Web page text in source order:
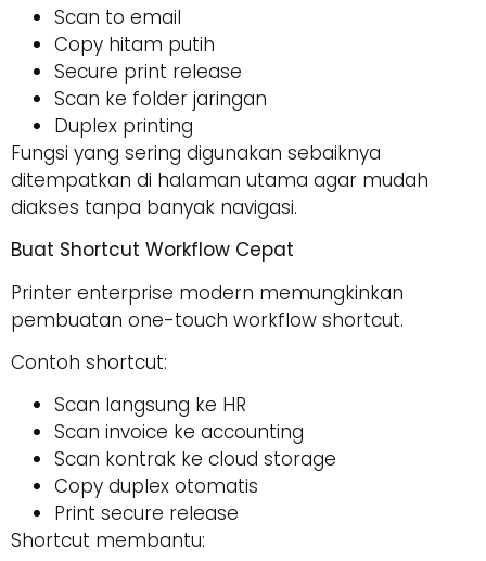
Scan to email
Copy hitam putih
Secure print release
Scan ke folder jaringan
Duplex printing
Fungsi yang sering digunakan sebaiknya
ditempatkan di halaman utama agar mudah
diakses tanpa banyak navigasi.
Buat Shortcut Workflow Cepat
Printer enterprise modern memungkinkan
pembuatan one-touch workflow shortcut.
Contoh shortcut:
Scan langsung ke HR
Scan invoice ke accounting
Scan kontrak ke cloud storage
Copy duplex otomatis
Print secure release
Shortcut membantu: